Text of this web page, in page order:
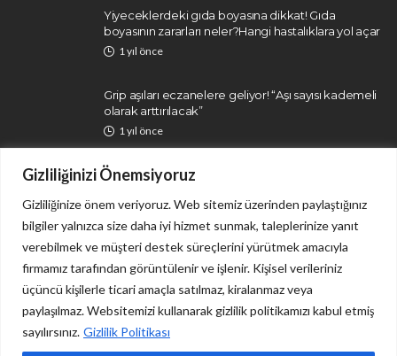
Gizliliğinizi Önemsiyoruz
Gizliliğinize önem veriyoruz. Web sitemiz üzerinden paylaştığınız
bilgiler yalnızca size daha iyi hizmet sunmak, taleplerinize yanıt
verebilmek ve müşteri destek süreçlerini yürütmek amacıyla
firmamız tarafından görüntülenir ve işlenir. Kişisel verileriniz
üçüncü kişilerle ticari amaçla satılmaz, kiralanmaz veya
paylaşılmaz. Websitemizi kullanarak gizlilik politikamızı kabul etmiş
sayılırsınız. Gizlilik Politikası
Yiyeceklerdeki gıda boyasına dikkat! Gıda
boyasının zararları neler?Hangi hastalıklara yol açar
1 yıl önce
Grip aşıları eczanelere geliyor! “Aşı sayısı kademeli
olarak arttırılacak”
1 yıl önce
İletişim Gizlilik Politikası